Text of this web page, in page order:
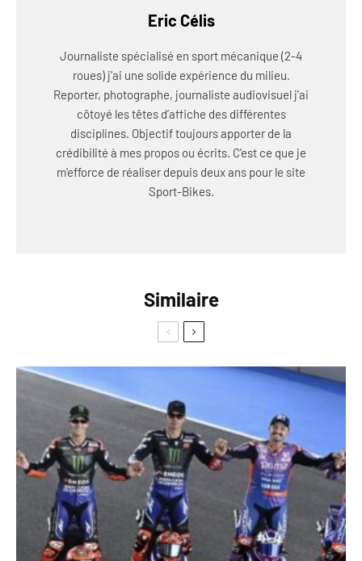
Eric Célis
Journaliste spécialisé en sport mécanique (2-4
roues) j'ai une solide expérience du milieu.
Reporter, photographe, journaliste audiovisuel j'ai
côtoyé les têtes d’affiche des différentes
disciplines. Objectif toujours apporter de la
crédibilité à mes propos ou écrits. C’est ce que je
m'efforce de réaliser depuis deux ans pour le site
Sport-Bikes.
Similaire